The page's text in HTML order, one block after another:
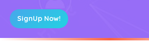
SignUp Now!